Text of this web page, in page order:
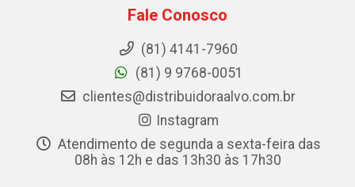
Fale Conosco
(81) 4141-7960
(81) 9 9768-0051
clientes@distribuidoraalvo.com.br
Instagram
Atendimento de segunda a sexta-feira das
08h às 12h e das 13h30 às 17h30